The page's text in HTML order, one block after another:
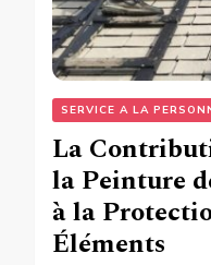
SERVICE A LA
La
la Peinture
à la
Éléments